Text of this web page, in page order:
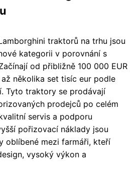
traktorů na trhu jsou
kategorii v porovnání s
od přibližně 100 000 EUR
několika set tisíc eur podle
Tyto traktory se prodávají
prodejců po celém
servis a podporu
pořizovací náklady jsou
oblíbené mezi farmáři, kteří
vysoký výkon a